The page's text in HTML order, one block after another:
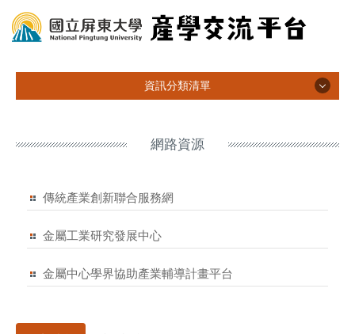
到
主
資訊分類清單
專家能量
產學合作計畫查詢
政府資源
網路資源
傳統產業創新聯合服務網
金屬工業研究發展中心
金屬中心學界協助產業輔導計畫平台